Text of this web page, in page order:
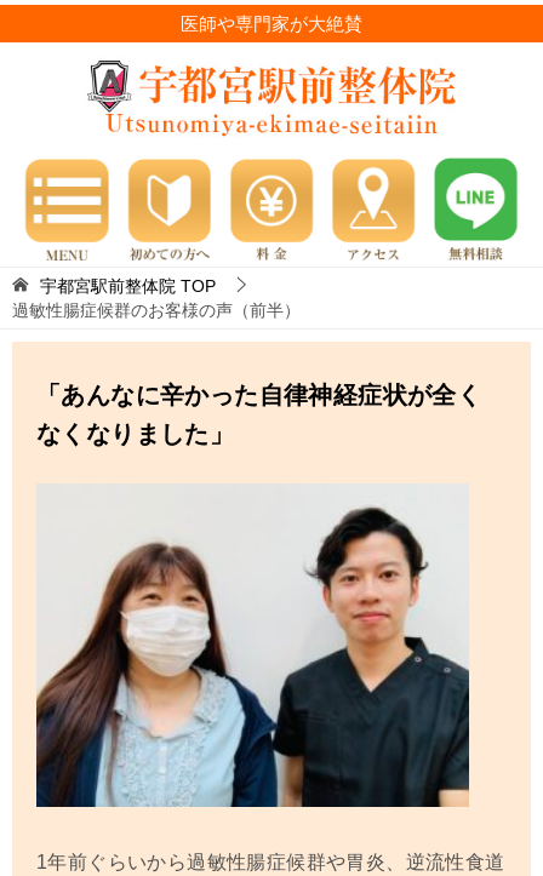
医師や専門家が大絶賛
宇都宮駅前整体院 TOP
過敏性腸症候群のお客様の声（前半）
「あんなに辛かった自律神経症状が全く
なくなりました」
1年前ぐらいから過敏性腸症候群や胃炎、逆流性食道